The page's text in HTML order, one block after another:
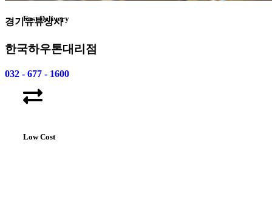
경기유류상사
한국하우톤대리점
032 - 677 - 1600
Fast Delivery
Low Cost